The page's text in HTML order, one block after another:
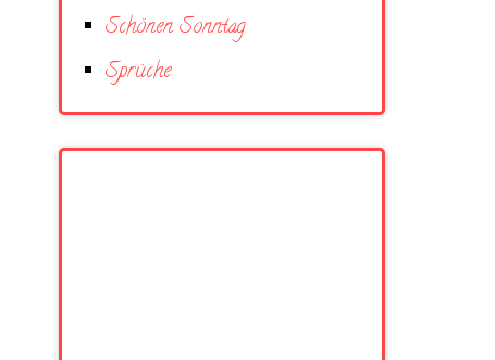
Schönen Sonntag
Sprüche